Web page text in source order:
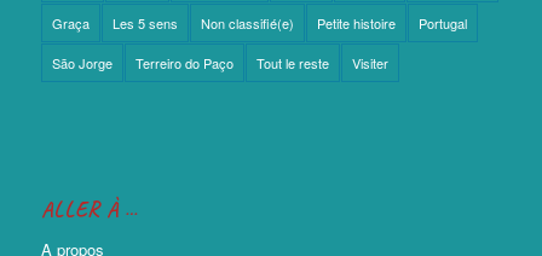
Graça Les 5 sens Non classifié(e) Petite histoire Portugal
São Jorge Terreiro do Paço Tout le reste Visiter
ALLER À …
A propos